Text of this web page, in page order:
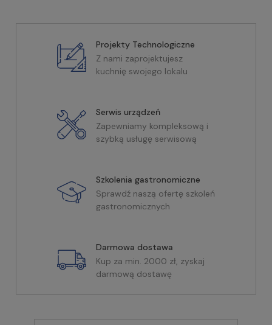
Projekty Technologiczne
Z nami zaprojektujesz
kuchnię swojego lokalu
Serwis urządzeń
Zapewniamy kompleksową i
szybką usługę serwisową
Szkolenia gastronomiczne
Sprawdź naszą ofertę szkoleń
gastronomicznych
Darmowa dostawa
Kup za min. 2000 zł, zyskaj
darmową dostawę